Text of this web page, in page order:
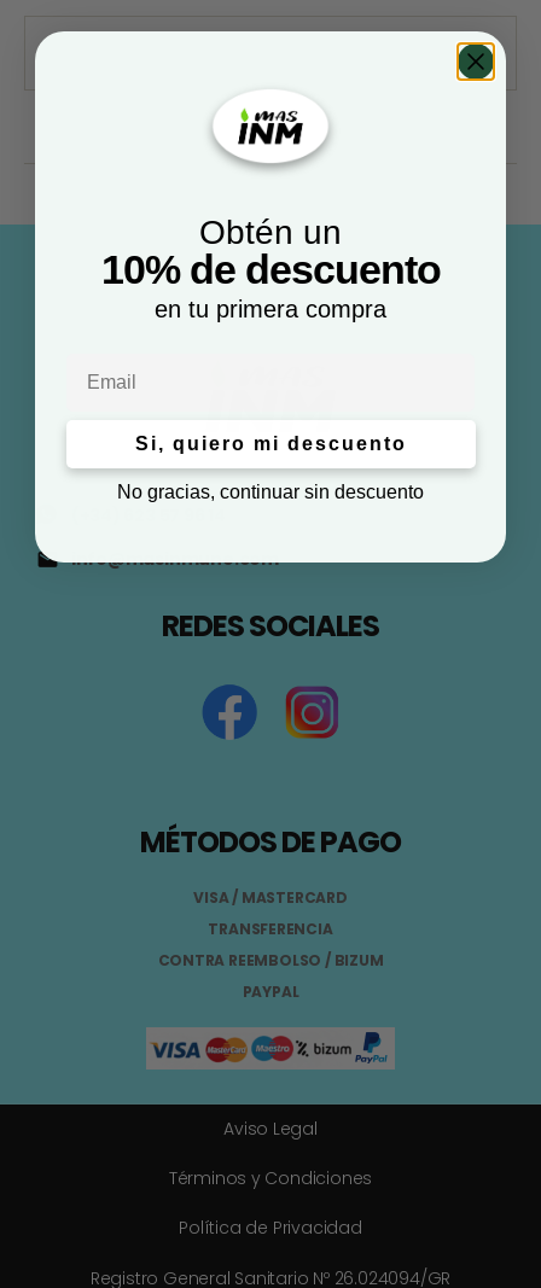
info@masinmune.com
REDES SOCIALES
MÉTODOS DE PAGO
VISA / MASTERCARD
TRANSFERENCIA
CONTRA REEMBOLSO / BIZUM
PAYPAL
Aviso Legal
Términos y Condiciones
Política de Privacidad
Registro General Sanitario Nº 26.024094/GR
Obtén un
10% de descuento
en tu primera compra
Si, quiero mi descuento
No gracias, continuar sin descuento